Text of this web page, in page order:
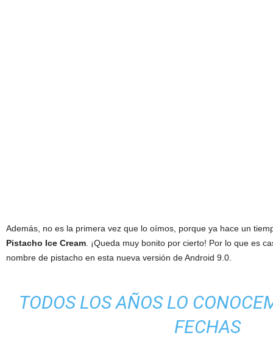
Además, no es la primera vez que lo oímos, porque ya hace un
Pistacho Ice Cream . ¡Queda muy bonito por cierto! Por lo que es
nombre de pistacho en esta nueva versión de Android 9.0.
TODOS LOS AÑOS LO
FECHAS